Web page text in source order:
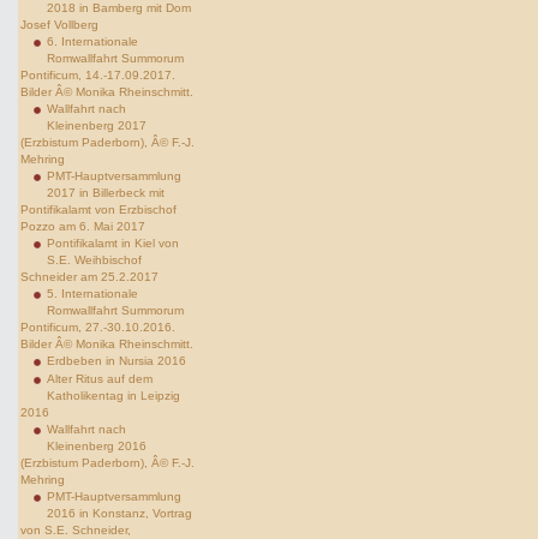
2018 in Bamberg mit Dom
Josef Vollberg
6. Internationale
Romwallfahrt Summorum
Pontificum, 14.-17.09.2017.
Bilder Â© Monika Rheinschmitt.
Wallfahrt nach
Kleinenberg 2017
(Erzbistum Paderborn), Â© F.-J.
Mehring
PMT-Hauptversammlung
2017 in Billerbeck mit
Pontifikalamt von Erzbischof
Pozzo am 6. Mai 2017
Pontifikalamt in Kiel von
S.E. Weihbischof
Schneider am 25.2.2017
5. Internationale
Romwallfahrt Summorum
Pontificum, 27.-30.10.2016.
Bilder Â© Monika Rheinschmitt.
Erdbeben in Nursia 2016
Alter Ritus auf dem
Katholikentag in Leipzig
2016
Wallfahrt nach
Kleinenberg 2016
(Erzbistum Paderborn), Â© F.-J.
Mehring
PMT-Hauptversammlung
2016 in Konstanz, Vortrag
von S.E. Schneider,